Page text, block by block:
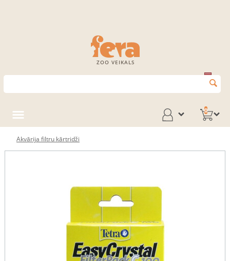
ZOO VEIKALS
0
Akvārija filtru kārtridži